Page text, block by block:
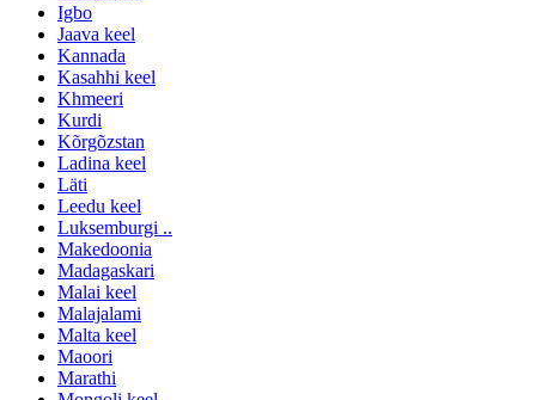
Igbo
Jaava keel
Kannada
Kasahhi keel
Khmeeri
Kurdi
Kõrgõzstan
Ladina keel
Läti
Leedu keel
Luksemburgi ..
Makedoonia
Madagaskari
Malai keel
Malajalami
Malta keel
Maoori
Marathi